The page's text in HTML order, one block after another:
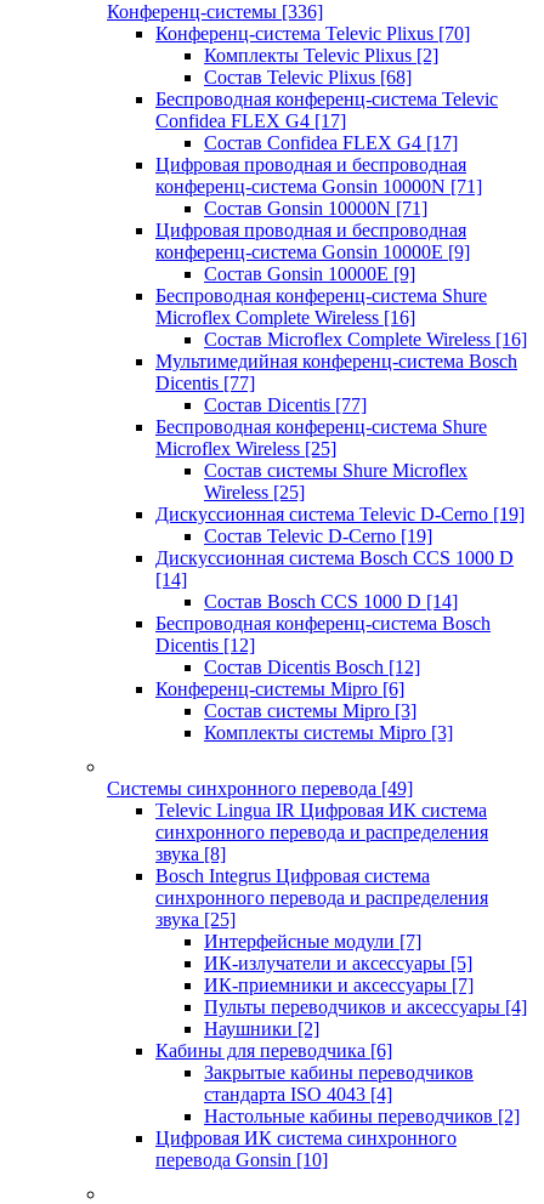
Конференц-системы [336]
Конференц-система Televic Plixus [70]
Комплекты Televic Plixus [2]
Состав Televic Plixus [68]
Беспроводная конференц-система Televic
Confidea FLEX G4 [17]
Состав Confidea FLEX G4 [17]
Цифровая проводная и беспроводная
конференц-система Gonsin 10000N [71]
Состав Gonsin 10000N [71]
Цифровая проводная и беспроводная
конференц-система Gonsin 10000E [9]
Состав Gonsin 10000E [9]
Беспроводная конференц-система Shure
Microflex Complete Wireless [16]
Состав Microflex Complete Wireless [16]
Мультимедийная конференц-система Bosch
Dicentis [77]
Состав Dicentis [77]
Беспроводная конференц-система Shure
Microflex Wireless [25]
Состав системы Shure Microflex
Wireless [25]
Дискуссионная система Televic D-Cerno [19]
Состав Televic D-Cerno [19]
Дискуссионная система Bosch CCS 1000 D
[14]
Состав Bosch CCS 1000 D [14]
Беспроводная конференц-система Bosch
Dicentis [12]
Состав Dicentis Bosch [12]
Конференц-системы Mipro [6]
Состав системы Mipro [3]
Комплекты системы Mipro [3]
Системы синхронного перевода [49]
Televic Lingua IR Цифровая ИК система
синхронного перевода и распределения
звука [8]
Bosch Integrus Цифровая система
синхронного перевода и распределения
звука [25]
Интерфейсные модули [7]
ИК-излучатели и аксессуары [5]
ИК-приемники и аксессуары [7]
Пульты переводчиков и аксессуары [4]
Наушники [2]
Кабины для переводчика [6]
Закрытые кабины переводчиков
стандарта ISO 4043 [4]
Настольные кабины переводчиков [2]
Цифровая ИК система синхронного
перевода Gonsin [10]